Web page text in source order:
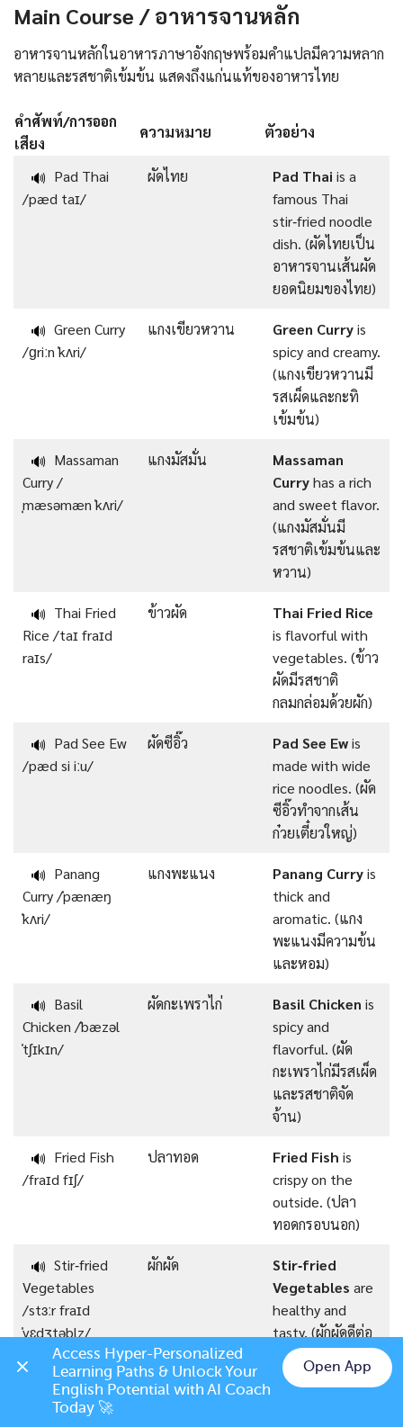
Main Course / อาหารจานหลัก
อาหารจานหลักในอาหารภาษาอังกฤษพร้อมคําแปลมีความหลาก
หลายและรสชาติเข้มข้น แสดงถึงแก่นแท้ของอาหารไทย
คำศัพท์/การออก
เสียง
ความหมาย ตัวอย่าง
🔊 Pad Thai
/pæd taɪ/
ผัดไทย Pad Thai is a
famous Thai
stir‑fried noodle
dish. (ผัดไทยเป็น
อาหารจานเส้นผัด
ยอดนิยมของไทย)
🔊 Green Curry
/ɡriːn ˈkʌri/
แกงเขียวหวาน Green Curryis
spicy and creamy.
(แกงเขียวหวานมี
รสเผ็ดและกะทิ
เข้มข้น)
🔊 Massaman
Curry /
ˌmæsəmæn ˈkʌri/
แกงมัสมั่น
Massaman
Curryhas a rich
and sweet flavor.
(แกงมัสมั่นมี
รสชาติเข้มข้นและ
หวาน)
🔊 Thai Fried
Rice /taɪ fraɪd
raɪs/
ข้าวผัด
Thai Fried Rice
is flavorful with
vegetables. (ข้าว
ผัดมีรสชาติ
กลมกล่อมด้วยผัก)
🔊 Pad See Ew
/pæd si iːu/
ผัดซีอิ๊ว Pad See Ewis
made with wide
rice noodles. (ผัด
ซีอิ๊วทำจากเส้น
ก๋วยเตี๋ยวใหญ่)
🔊 Panang
Curry /ˈpænæŋ
ˈkʌri/
แกงพะแนง Panang Curryis
thick and
aromatic. (แกง
พะแนงมีความข้น
และหอม)
🔊 Basil
Chicken /ˈbæzəl
ˈtʃɪkɪn/
ผัดกะเพราไก่ Basil Chicken is
spicy and
flavorful. (ผัด
กะเพราไก่มีรสเผ็ด
และรสชาติจัด
จ้าน)
🔊 Fried Fish
/fraɪd fɪʃ/
ปลาทอด Fried Fish is
crispy on the
outside. (ปลา
ทอดกรอบนอก)
🔊 Stir‑fried
Vegetables
/stɜːr fraɪd
ˈvɛdʒtəblz/
ผักผัด
Stir‑fried
Vegetables are
healthy and
tasty. (ผักผัดดีต่อ
สุขภาพและอร่อย)
Grilled Pork
/ɡrɪld pɔːrk/
หมูย่าง Chat on LINE
Access Hyper-Personalized
Learning Paths & Unlock Your
English Potential with AI Coach
Today 🚀
Open App